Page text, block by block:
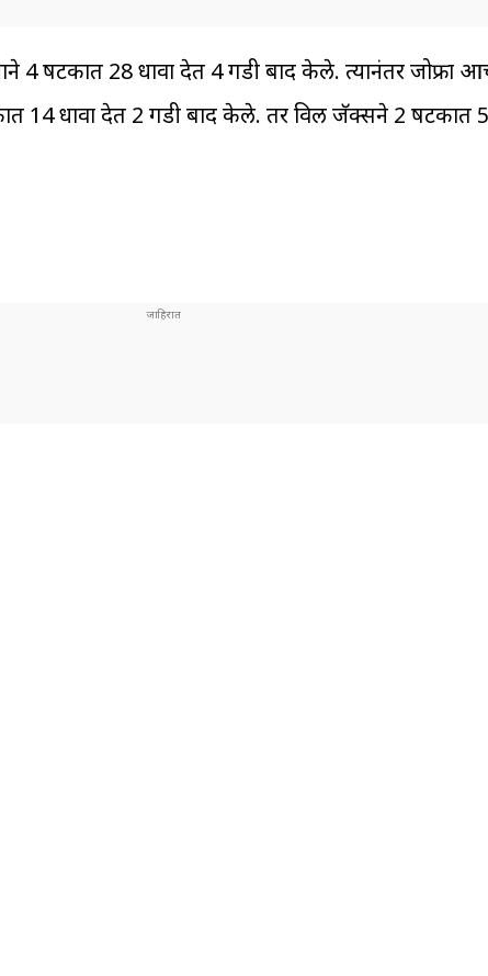
षटकात 28 धावा देत 4 गडी बाद केले. त्यानंतर जोफ्रा
14 धावा देत 2 गडी बाद केले. तर विल जॅक्सने 2 षटकात 5